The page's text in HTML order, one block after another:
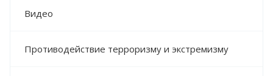
Видео
Противодействие терроризму и экстремизму
МОНИТОРИНГ ИСПОЛНЕНИЯ
МЕТОДИЧЕСКИЕ РЕКОМЕНДАЦИИ